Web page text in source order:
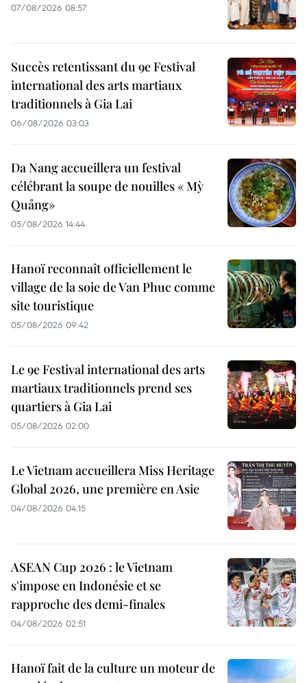
07/08/2026 08:57
Succès retentissant du 9e Festival
international des arts martiaux
traditionnels à Gia Lai
06/08/2026 03:03
Da Nang accueillera un festival
célébrant la soupe de nouilles « Mỳ
Quảng»
05/08/2026 14:44
Hanoï reconnaît officiellement le
village de la soie de Van Phuc comme
site touristique
05/08/2026 09:42
Le 9e Festival international des arts
martiaux traditionnels prend ses
quartiers à Gia Lai
05/08/2026 02:00
Le Vietnam accueillera Miss Heritage
Global 2026, une première en Asie
04/08/2026 04:15
ASEAN Cup 2026 : le Vietnam
s'impose en Indonésie et se
rapproche des demi-finales
04/08/2026 02:51
Hanoï fait de la culture un moteur de